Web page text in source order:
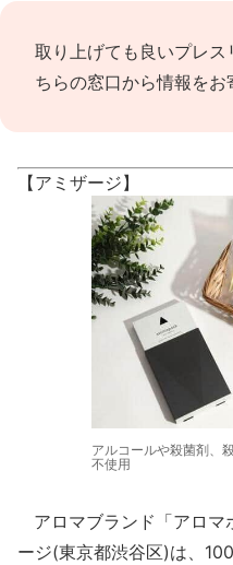
取り上げても良いプレス
ちらの窓口から情報をお
【アミザージ】
アルコールや殺菌剤、
不使用
アロマブランド「アロマ
ージ(東京都渋谷区)は、